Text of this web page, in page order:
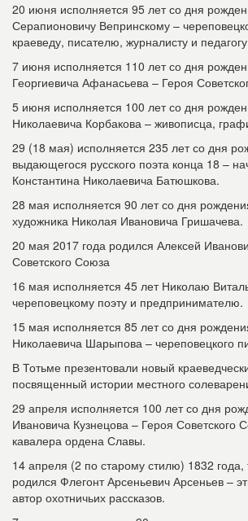
20 июня исполняется 95 лет со дня
Серапионовичу Вепринскому –
краеведу, писателю, журналисту и
7 июня исполняется 110 лет со дня
Георгиевича Афанасьева – Героя
5 июня исполняется 100 лет со дня
Николаевича Корбакова – живописца,
29 (18 мая) исполняется 235 лет со дня
выдающегося русского поэта конца 18 –
Константина Николаевича Батюшкова.
28 мая исполняется 90 лет со дня
художника Николая Ивановича Гришачева.
20 мая 2017 года родился Алексей
Советского Союза
16 мая исполняется 45 лет Николаю
череповецкому поэту и предпринимателю.
15 мая исполняется 85 лет со дня
Николаевича Шарыпова – череповецкого
В Тотьме презентовали новый
посвященный истории местного
29 апреля исполняется 100 лет со дня
Ивановича Кузнецова – Героя Советского
кавалера ордена Славы.
14 апреля (2 по старому стилю) 1832 года,
родился Флегонт Арсеньевич Арсеньев –
автор охотничьих рассказов.